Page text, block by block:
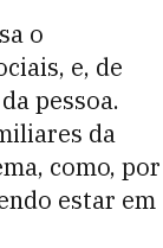
o
e, de
pessoa.
da
como, por
estar em